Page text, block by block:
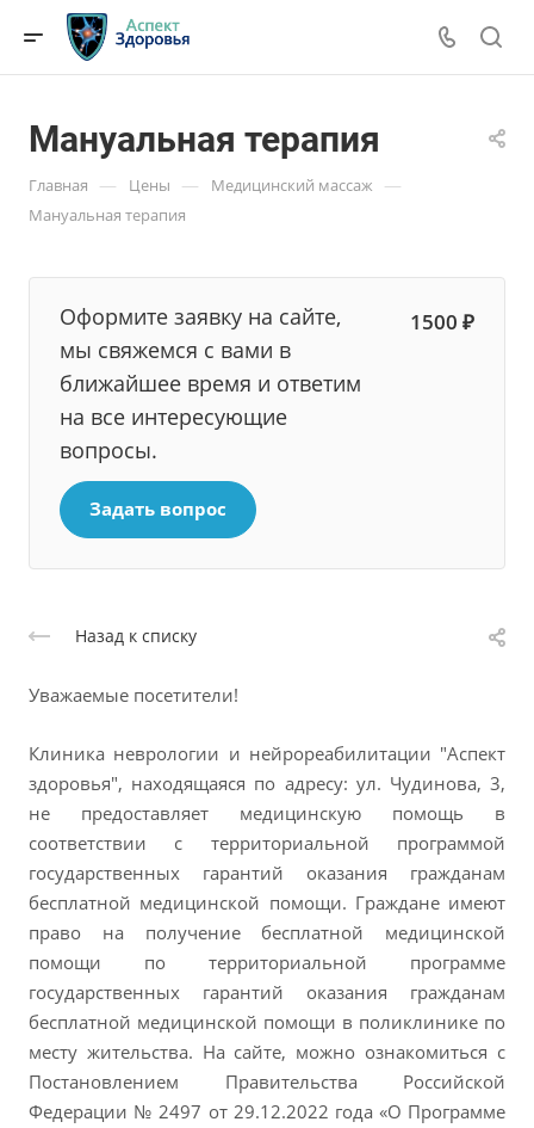
Мануальная терапия
Главная — Цены — Медицинский массаж —
Мануальная терапия
Оформите заявку на сайте,
мы свяжемся с вами в
ближайшее время и ответим
на все интересующие
вопросы.
1500 ₽
Задать вопрос
Назад к списку
Уважаемые посетители!
Клиника неврологии и нейрореабилитации "Аспект
здоровья", находящаяся по адресу: ул. Чудинова, 3,
не предоставляет медицинскую помощь в
соответствии с территориальной программой
государственных гарантий оказания гражданам
бесплатной медицинской помощи. Граждане имеют
право на получение бесплатной медицинской
помощи по территориальной программе
государственных гарантий оказания гражданам
бесплатной медицинской помощи в поликлинике по
месту жительства. На сайте, можно ознакомиться с
Постановлением Правительства Российской
Федерации № 2497 от 29.12.2022 года «О Программе